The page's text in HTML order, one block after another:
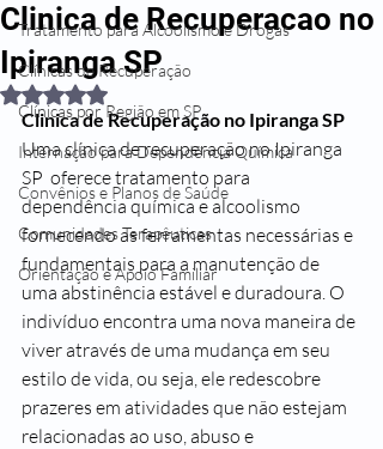
Tratamento para Alcoolismo e Drogas
Clínicas de Recuperação
Clínicas por Região em SP
Internação para Dependência Química
Convênios e Planos de Saúde
Comunidades Terapêuticas
Orientação e Apoio Familiar
Clinica de Recuperacao no
Ipiranga SP
Avaliado com NaN de 5 estrelas.
Clinica de Recuperação no Ipiranga SP
Uma clínica de recuperação no Ipiranga
SP  oferece tratamento para
dependência química e alcoolismo
fornecendo as ferramentas necessárias e
fundamentais para a manutenção de
uma abstinência estável e duradoura. O
indivíduo encontra uma nova maneira de
viver através de uma mudança em seu
estilo de vida, ou seja, ele redescobre
prazeres em atividades que não estejam
relacionadas ao uso, abuso e